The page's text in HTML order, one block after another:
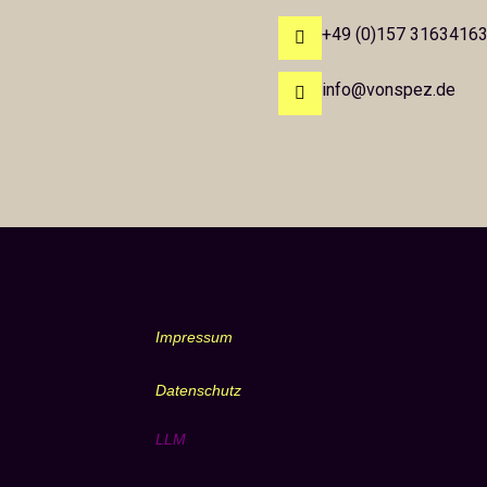
+49 (0)157 31634163
info@vonspez.de
Impressum
Datenschutz
LLM